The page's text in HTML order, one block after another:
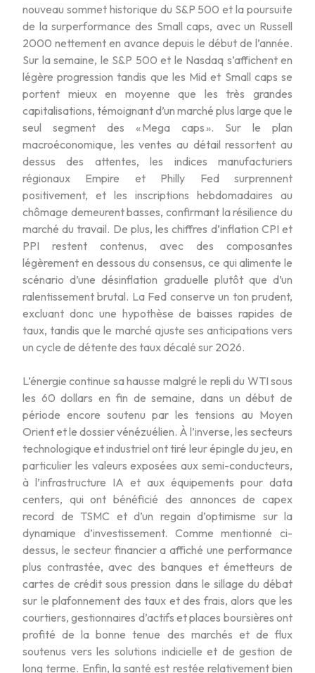
nouveau sommet historique du S&P 500 et la poursuite
de la surperformance des Small caps, avec un Russell
2000 nettement en avance depuis le début de l’année.
Sur la semaine, le S&P 500 et le Nasdaq s’affichent en
légère progression tandis que les Mid et Small caps se
portent mieux en moyenne que les très grandes
capitalisations, témoignant d’un marché plus large que le
seul segment des « Mega caps ». Sur le plan
macroéconomique, les ventes au détail ressortent au
dessus des attentes, les indices manufacturiers
régionaux Empire et Philly Fed surprennent
positivement, et les inscriptions hebdomadaires au
chômage demeurent basses, confirmant la résilience du
marché du travail. De plus, les chiffres d’inflation CPI et
PPI restent contenus, avec des composantes
légèrement en dessous du consensus, ce qui alimente le
scénario d’une désinflation graduelle plutôt que d’un
ralentissement brutal. La Fed conserve un ton prudent,
excluant donc une hypothèse de baisses rapides de
taux, tandis que le marché ajuste ses anticipations vers
un cycle de détente des taux décalé sur 2026.
L’énergie continue sa hausse malgré le repli du WTI sous
les 60 dollars en fin de semaine, dans un début de
période encore soutenu par les tensions au Moyen
Orient et le dossier vénézuélien. À l’inverse, les secteurs
technologique et industriel ont tiré leur épingle du jeu, en
particulier les valeurs exposées aux semi-conducteurs,
à l’infrastructure IA et aux équipements pour data
centers, qui ont bénéficié des annonces de capex
record de TSMC et d’un regain d’optimisme sur la
dynamique d’investissement. Comme mentionné ci-
dessus, le secteur financier a affiché une performance
plus contrastée, avec des banques et émetteurs de
cartes de crédit sous pression dans le sillage du débat
sur le plafonnement des taux et des frais, alors que les
courtiers, gestionnaires d’actifs et places boursières ont
profité de la bonne tenue des marchés et de flux
soutenus vers les solutions indicielle et de gestion de
long terme. Enfin, la santé est restée relativement bien